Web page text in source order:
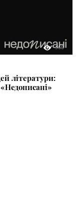
368
літератури: